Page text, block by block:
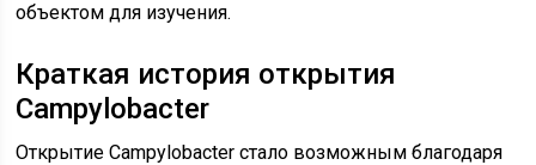
объектом для изучения.
Краткая история открытия
Campylobacter
Открытие Campylobacter стало возможным благодаря